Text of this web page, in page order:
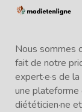
Nous sommes
fait de notre
expert·e·s de
une plateforme
diététicien·ne